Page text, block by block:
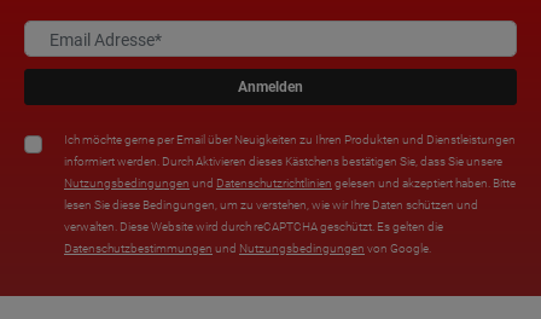
Anmelden
Ich möchte gerne per Email über Neuigkeiten zu Ihren Produkten und Dienstleistungen
informiert werden. Durch Aktivieren dieses Kästchens bestätigen Sie, dass Sie unsere
Nutzungsbedingungen und Datenschutzrichtlinien gelesen und akzeptiert haben. Bitte
lesen Sie diese Bedingungen, um zu verstehen, wie wir Ihre Daten schützen und
verwalten. Diese Website wird durch reCAPTCHA geschützt. Es gelten die
Datenschutzbestimmungen und Nutzungsbedingungen von Google.